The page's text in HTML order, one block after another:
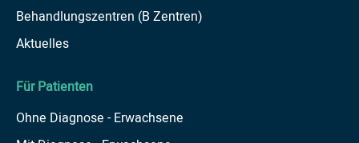
Behandlungszentren (B Zentren)
Aktuelles
Für Patienten
Ohne Diagnose - Erwachsene